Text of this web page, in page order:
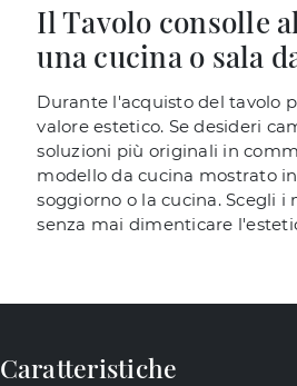
Il Tavolo consolle
una cucina o sala
Durante l'acquisto del tavolo
valore estetico. Se desideri
soluzioni più originali in
modello da cucina mostrato
soggiorno o la cucina. Scegli
senza mai dimenticare
Caratteristiche